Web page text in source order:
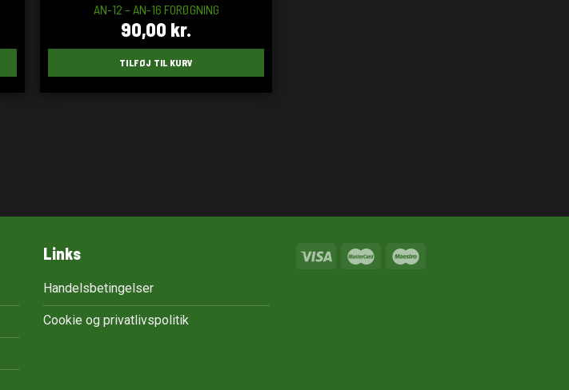
AN-12 – AN-16 FORØGNING
90,00 kr.
TILFØJ TIL KURV
Links
Handelsbetingelser
Cookie og privatlivspolitik